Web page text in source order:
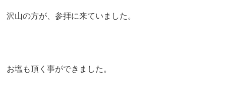
沢山の方が、参拝に来ていました。
お塩も頂く事ができました。